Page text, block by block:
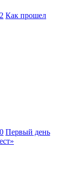
Как прошел
Первый день